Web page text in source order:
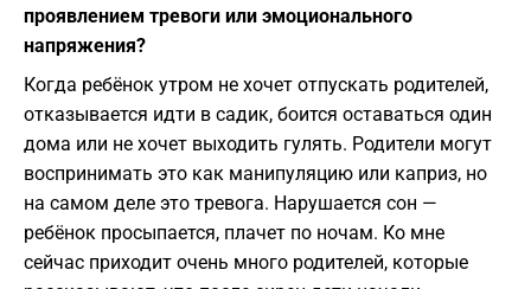
проявлением тревоги или эмоционального
напряжения?
Когда ребёнок утром не хочет отпускать родителей,
отказывается идти в садик, боится оставаться один
дома или не хочет выходить гулять. Родители могут
воспринимать это как манипуляцию или каприз, но
на самом деле это тревога. Нарушается сон —
ребёнок просыпается, плачет по ночам. Ко мне
сейчас приходит очень много родителей, которые